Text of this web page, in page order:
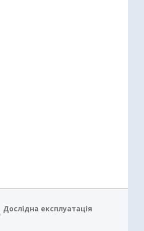
Дослідна експлуатація